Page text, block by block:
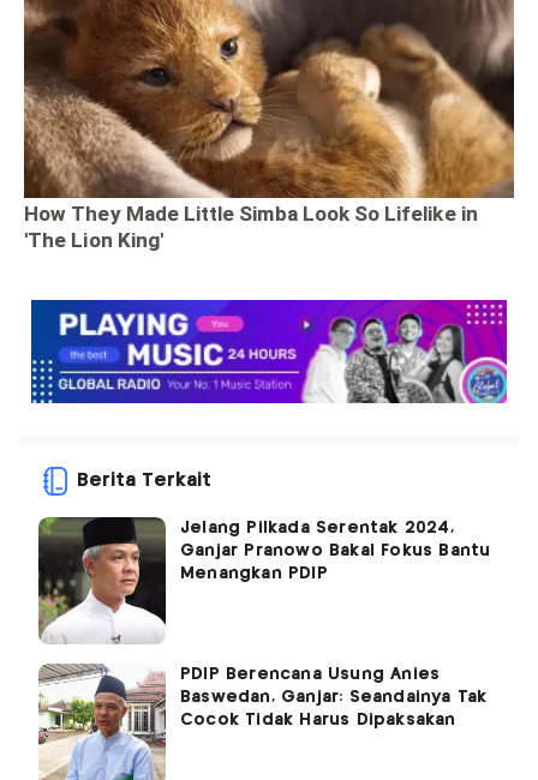
Berita Terkait
Jelang Pilkada Serentak 2024,
Ganjar Pranowo Bakal Fokus Bantu
Menangkan PDIP
PDIP Berencana Usung Anies
Baswedan, Ganjar: Seandainya Tak
Cocok Tidak Harus Dipaksakan